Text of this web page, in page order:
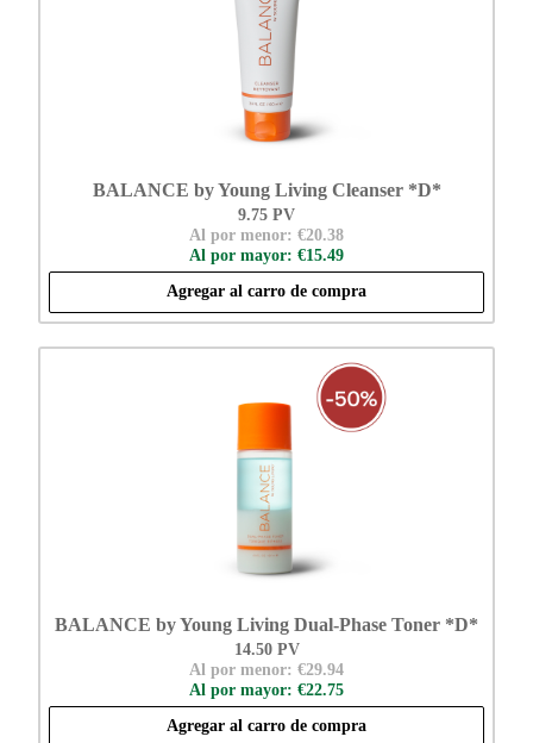
BALANCE by Young Living Cleanser *D*
9.75 PV
Al por menor: €20.38
Al por mayor: €15.49
Agregar al carro de compra
BALANCE by Young Living Dual-Phase Toner *D*
14.50 PV
Al por menor: €29.94
Al por mayor: €22.75
Agregar al carro de compra